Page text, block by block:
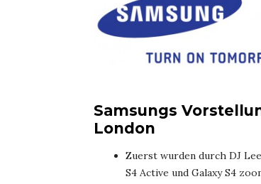
Samsungs
London
Zuerst wurden durch DJ
S4 Active und Galaxy S4